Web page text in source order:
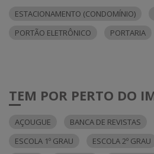
ESTACIONAMENTO (CONDOMÍNIO)
PORTÃO ELETRÔNICO
PORTARIA
TEM POR PERTO DO
AÇOUGUE BANCA DE REVISTAS
ESCOLA 1º GRAU
ESCOLA 2º GRAU